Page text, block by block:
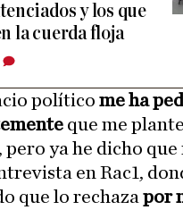
y los que
la cuerda floja
político me ha
que me
ya he dicho que
en Rac1,
que lo rechaza por